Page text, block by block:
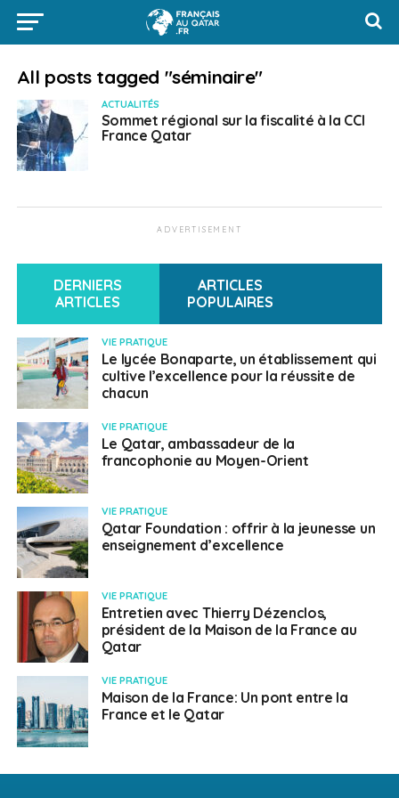
All posts tagged "séminaire"
ACTUALITÉS
Sommet régional sur la fiscalité à la CCI
France Qatar
ADVERTISEMENT
DERNIERS
ARTICLES
ARTICLES
POPULAIRES
VIE PRATIQUE
Le lycée Bonaparte, un établissement qui
cultive l’excellence pour la réussite de
chacun
VIE PRATIQUE
Le Qatar, ambassadeur de la
francophonie au Moyen-Orient
VIE PRATIQUE
Qatar Foundation : offrir à la jeunesse un
enseignement d’excellence
VIE PRATIQUE
Entretien avec Thierry Dézenclos,
président de la Maison de la France au
Qatar
VIE PRATIQUE
Maison de la France: Un pont entre la
France et le Qatar